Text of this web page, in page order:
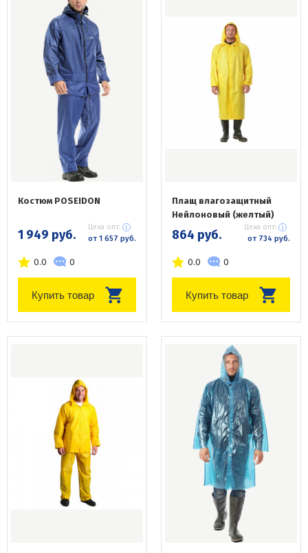
Костюм POSEIDON
1 949 руб. Цена опт:
от 1 657 руб.
0.0 0
Купить товар
Плащ влагозащитный
Нейлоновый (желтый)
864 руб. Цена опт:
от 734 руб.
0.0 0
Купить товар